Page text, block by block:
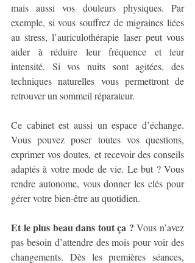
mais aussi vos douleurs physiques. Par
exemple, si vous souffrez de migraines liées
au stress, l’auriculothérapie laser peut vous
aider à réduire leur fréquence et leur
intensité. Si vos nuits sont agitées, des
techniques naturelles vous permettront de
retrouver un sommeil réparateur.
Ce cabinet est aussi un espace d’échange.
Vous pouvez poser toutes vos questions,
exprimer vos doutes, et recevoir des conseils
adaptés à votre mode de vie. Le but ? Vous
rendre autonome, vous donner les clés pour
gérer votre bien-être au quotidien.
Et le plus beau dans tout ça ? Vous n’avez
pas besoin d’attendre des mois pour voir des
changements. Dès les premières séances,